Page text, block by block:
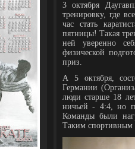
3 октября
тренировку, где
час стать
пятницы! Такая
ней уверенно
физической
приз.
А 5 октября,
Германии
люди старше 18
ничьей - 4:4, но
Команды были
Таким спортивным